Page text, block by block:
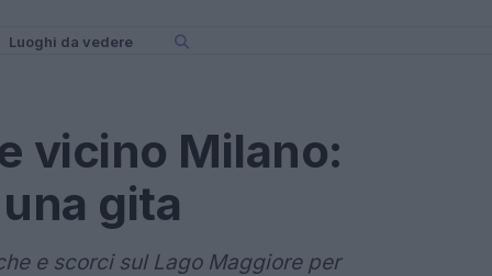
Luoghi da vedere
vicino Milano:
gita
e scorci sul Lago Maggiore per